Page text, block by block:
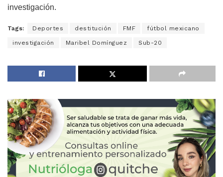
investigación.
Tags: Deportes destitución FMF fútbol mexicano
investigación Maribel Domínguez Sub-20